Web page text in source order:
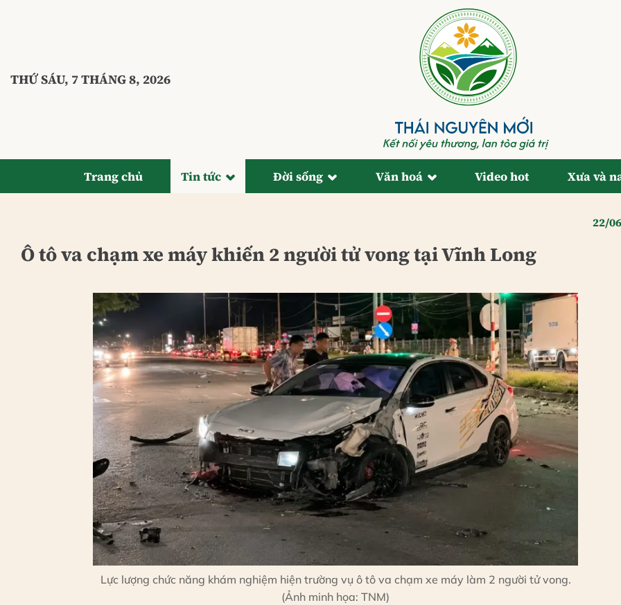
THỨ SÁU, 7 THÁNG 8, 2026
Trang chủ Tin tức Đời sống Văn hoá Video hot Xưa và
22/
Ô tô va chạm xe máy khiến 2 người tử vong tại Vĩnh Long
Lực lượng chức năng khám nghiệm hiện trường vụ ô tô va chạm xe máy làm 2 người tử vong.
(Ảnh minh họa: TNM)